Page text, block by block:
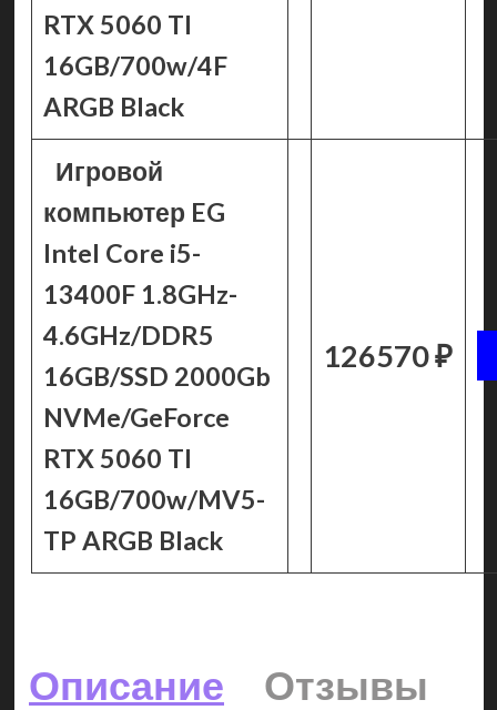
RTX 5060 TI
16GB/700w/4F
ARGB Black
Игровой
компьютер EG
Intel Core i5-
13400F 1.8GHz-
4.6GHz/DDR5
16GB/SSD 2000Gb
NVMe/GeForce
RTX 5060 TI
16GB/700w/MV5-
TP ARGB Black
126570 ₽
Описание
Отзывы